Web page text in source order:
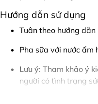
Hướng dẫn sử dụng
Tuân theo hướng
Pha sữa với nước ấm
Lưu ý: Tham khảo ý
người có tình trạng